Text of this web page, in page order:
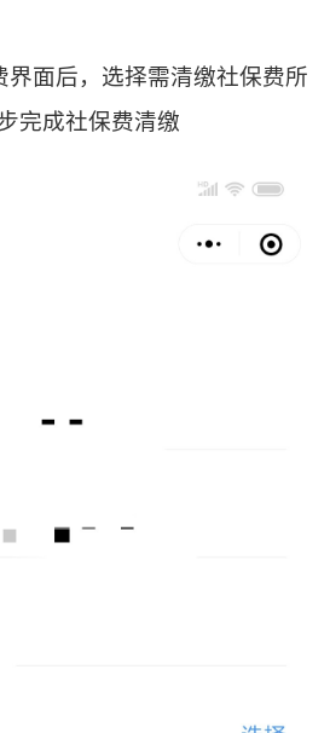
界面后，选择需清缴社保费所
完成社保费清缴